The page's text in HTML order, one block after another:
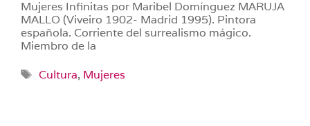
Mujeres Infinitas por Maribel Domínguez MARUJA
MALLO (Viveiro 1902- Madrid 1995). Pintora
española. Corriente del surrealismo mágico.
Miembro de la
Etiquetas
Cultura, Mujeres